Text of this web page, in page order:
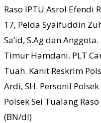
Raso IPTU Asrol Efendi
17, Pelda Syaifuddin
Sa’id, S.Ag dan
Timur Hamdani. PLT
Tuah. Kanit Reskrim
Ardi, SH. Personil
Polsek Sei Tualang
(BN/dl)